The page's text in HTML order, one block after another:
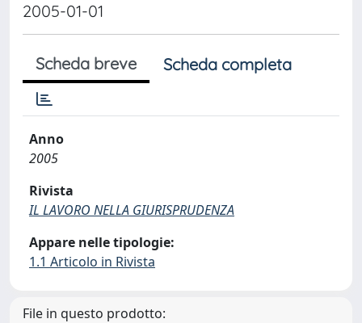
2005-01-01
Scheda breve Scheda completa
Anno
2005
Rivista
IL LAVORO NELLA GIURISPRUDENZA
Appare nelle tipologie:
1.1 Articolo in Rivista
File in questo prodotto: